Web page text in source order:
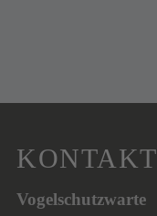
KONTAKT
Vogelschutzwarte